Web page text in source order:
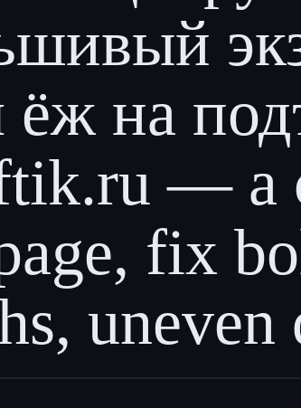
ёж на
— a
fix
uneven